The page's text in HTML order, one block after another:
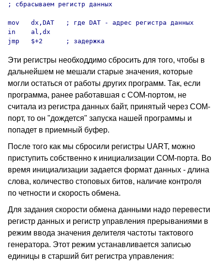
; сбрасываем регистр данных
mov   dx,DAT   ; где DAT - адрес регистра данных
in    al,dx
jmp   $+2      ; задержка
Эти регистры необходдимо сбросить для того, чтобы в
дальнейшем не мешали старые значения, которые
могли остаться от работы других программ. Так, если
программа, ранее работавшая с COM-портом, не
считала из регистра данных байт, принятый через COM-
порт, то он "дождется" запуска нашей программы и
попадет в приемный буфер.
После того как мы сбросили регистры UART, можно
приступить собственно к инициализации COM-порта. Во
время инициализации задается формат данных - длина
слова, количество стоповых битов, наличие контроля
по четности и скорость обмена.
Для задания скорости обмена данными надо перевести
регистр данных и регистр управления прерываниями в
режим ввода значения делителя частоты тактового
генератора. Этот режим устанавливается записью
единицы в старший бит регистра управления: